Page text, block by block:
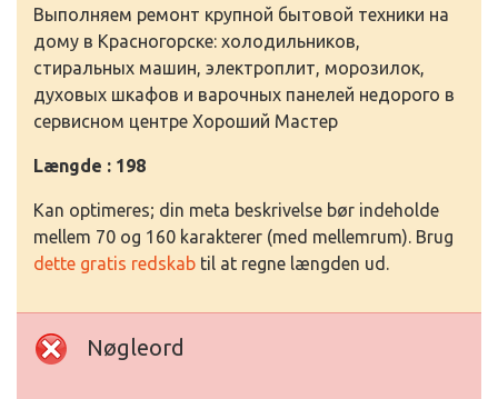
Выполняем ремонт крупной бытовой техники на
дому в Красногорске: холодильников,
стиральных машин, электроплит, морозилок,
духовых шкафов и варочных панелей недорого в
сервисном центре Хороший Мастер
Længde : 198
Kan optimeres; din meta beskrivelse bør indeholde
mellem 70 og 160 karakterer (med mellemrum). Brug
dette gratis redskab til at regne længden ud.
Nøgleord